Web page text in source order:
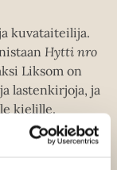
kuvataiteilija.
Hytti nro
Liksom on
lastenkirjoja, ja
kielille.